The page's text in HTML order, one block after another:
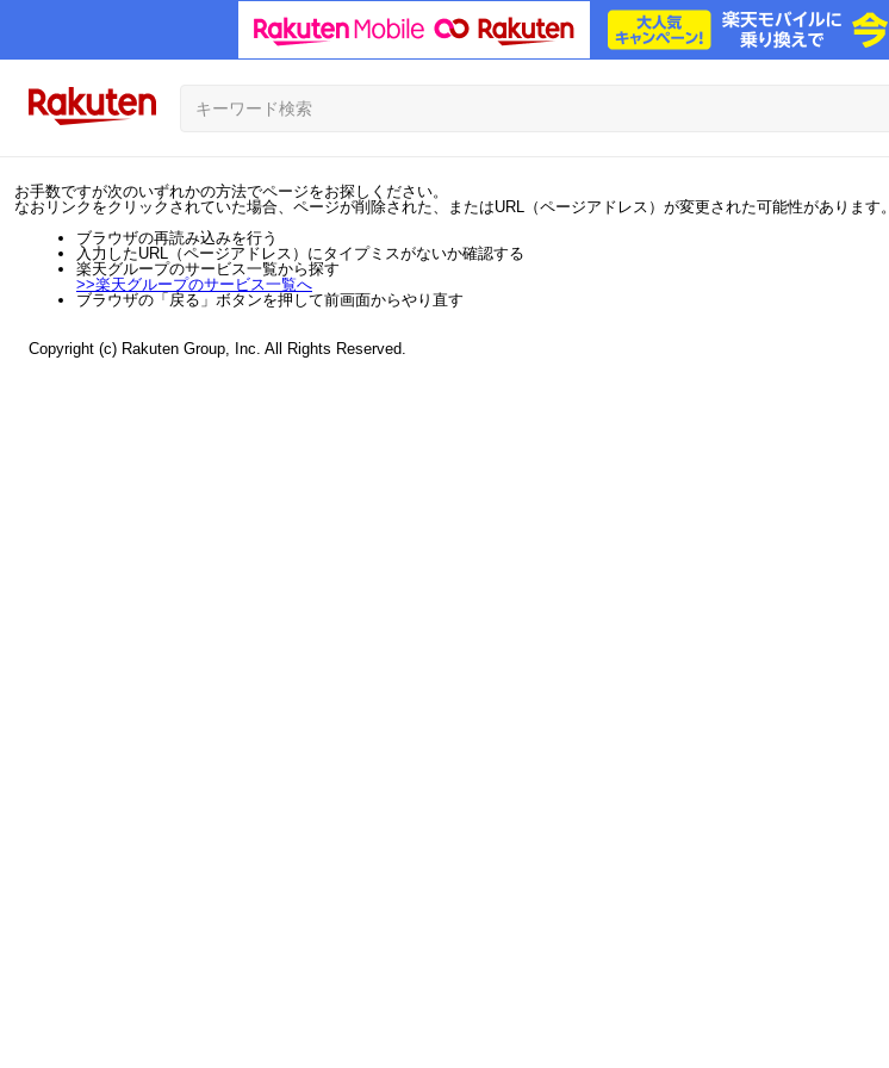
お手数ですが次のいずれかの方法でページをお探しください。
なおリンクをクリックされていた場合、ページが削除された、またはURL（ページアドレス）が変更された可能性があります。
ブラウザの再読み込みを行う
入力したURL（ページアドレス）にタイプミスがないか確認する
楽天グループのサービス一覧から探す
>>楽天グループのサービス一覧へ
ブラウザの「戻る」ボタンを押して前画面からやり直す
Copyright (c) Rakuten Group, Inc. All Rights Reserved.